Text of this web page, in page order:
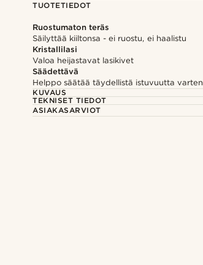
TUOTETIEDOT
Ruostumaton teräs
Säilyttää kiiltonsa - ei ruostu, ei haalistu
Kristallilasi
Valoa heijastavat lasikivet
Säädettävä
Helppo säätää täydellistä istuvuutta varten
KUVAUS
TEKNISET TIEDOT
ASIAKASARVIOT